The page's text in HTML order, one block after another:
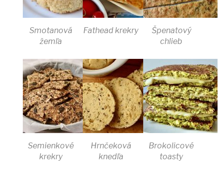
Smotanová
žemľa
Fathead krekry
Špenatový
chlieb
Semienkové
krekry
Hrnčeková
knedľa
Brokolicové
toasty